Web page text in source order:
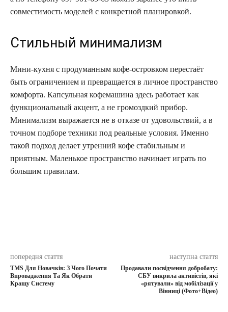
совместимость моделей с конкретной планировкой.
Стильный минимализм
Мини-кухня с продуманным кофе-островком перестаёт
быть ограничением и превращается в личное пространство
комфорта. Капсульная кофемашина здесь работает как
функциональный акцент, а не громоздкий прибор.
Минимализм выражается не в отказе от удовольствий, а в
точном подборе техники под реальные условия. Именно
такой подход делает утренний кофе стабильным и
приятным. Маленькое пространство начинает играть по
большим правилам.
попередня стаття
TMS Для Новачків: З Чого Почати
Впровадження Та Як Обрати
Кращу Систему
наступна стаття
Продавали посвідчення добробату:
СБУ викрила активістів, які
«рятували» від мобілізації у
Вінниці (Фото+Відео)